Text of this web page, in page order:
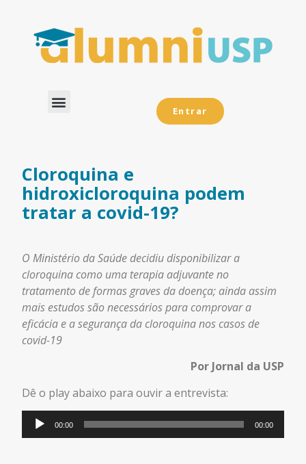
Entrar
Cloroquina e
hidroxicloroquina podem
tratar a covid-19?
O Ministério da Saúde decidiu disponibilizar a
cloroquina como uma terapia adjuvante no
tratamento de formas graves da doença; ainda assim
mais estudos são necessários para comprovar a
eficácia e a segurança da cloroquina nos casos de
covid-19
Por Jornal da USP
Dê o play abaixo para ouvir a entrevista:
Tocador
de
00:00 00:00